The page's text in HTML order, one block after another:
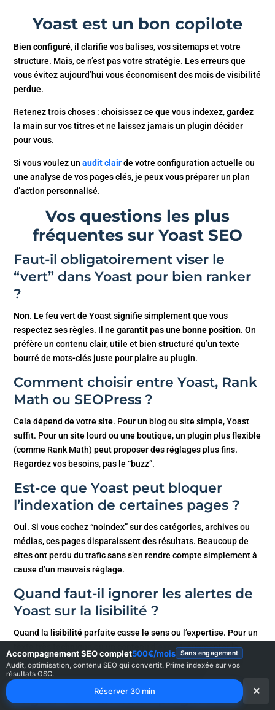
Accompagnement SEO complet500€/mois Sans engagement
Audit, optimisation, contenu SEO qui convertit. Prime indexée sur vos
résultats GSC.
Réserver 30 min ✕
Yoast est un bon copilote
Bienconfiguré, il clarifie vos balises, vos sitemaps et votre
structure. Mais, ce n’est pas votre stratégie. Les erreurs que
vous évitez aujourd’hui vous économisent des mois de visibilité
perdue.
Retenez trois choses : choisissez ce que vous indexez, gardez
la main sur vos titres et ne laissez jamais un plugin décider
pour vous.
Si vous voulez unaudit clairde votre configuration actuelle ou
une analyse de vos pages clés, je peux vous préparer un plan
d’action personnalisé.
Vos questions les plus
fréquentes sur Yoast SEO
Faut-il obligatoirement viser le
“vert” dans Yoast pour bien ranker
?
Non. Le feu vert de Yoast signifie simplement que vous
respectez ses règles. Il negarantit pas une bonne position. On
préfère un contenu clair, utile et bien structuré qu’un texte
bourré de mots-clés juste pour plaire au plugin.
Comment choisir entre Yoast, Rank
Math ou SEOPress ?
Cela dépend de votresite. Pour un blog ou site simple, Yoast
suffit. Pour un site lourd ou une boutique, un plugin plus flexible
(comme Rank Math) peut proposer des réglages plus fins.
Regardez vos besoins, pas le “buzz”.
Est-ce que Yoast peut bloquer
l’indexation de certaines pages ?
Oui. Si vous cochez “noindex” sur des catégories, archives ou
médias, ces pages disparaissent des résultats. Beaucoup de
sites ont perdu du trafic sans s’en rendre compte simplement à
cause d’un mauvais réglage.
Quand faut-il ignorer les alertes de
Yoast sur la lisibilité ?
Quand la lisibilitéparfaite casse le sens ou l’expertise. Pour un
expert,augmenter la
lisibilité peut nuire à la précision. Dans ce cas, privilégiez la
clarté et la cohérence plutôt qu’une pastille verte.
Migrer vers un autre plugin SEO :